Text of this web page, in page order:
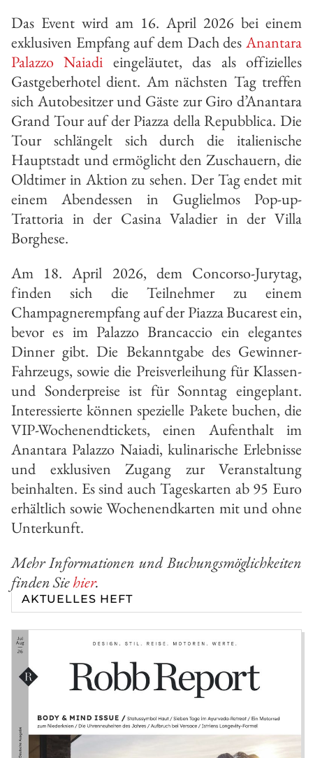
AKTUELLES HEFT
Das Event wird am 16. April 2026 bei einem
exklusiven Empfang auf dem Dach des Anantara
Palazzo Naiadi eingeläutet, das als offizielles
Gastgeberhotel dient. Am nächsten Tag treffen
sich Autobesitzer und Gäste zur Giro d’Anantara
Grand Tour auf der Piazza della Repubblica. Die
Tour schlängelt sich durch die italienische
Hauptstadt und ermöglicht den Zuschauern, die
Oldtimer in Aktion zu sehen. Der Tag endet mit
einem Abendessen in Guglielmos Pop-up-
Trattoria in der Casina Valadier in der Villa
Borghese.
Am 18. April 2026, dem Concorso-Jurytag,
finden sich die Teilnehmer zu einem
Champagnerempfang auf der Piazza Bucarest ein,
bevor es im Palazzo Brancaccio ein elegantes
Dinner gibt. Die Bekanntgabe des Gewinner-
Fahrzeugs, sowie die Preisverleihung für Klassen-
und Sonderpreise ist für Sonntag eingeplant.
Interessierte können spezielle Pakete buchen, die
VIP-Wochenendtickets, einen Aufenthalt im
Anantara Palazzo Naiadi, kulinarische Erlebnisse
und exklusiven Zugang zur Veranstaltung
beinhalten. Es sind auch Tageskarten ab 95 Euro
erhältlich sowie Wochenendkarten mit und ohne
Unterkunft.
Mehr Informationen und Buchungsmöglichkeiten
finden Siehier.